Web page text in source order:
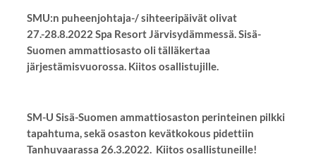
SMU:n puheenjohtaja-/ sihteeripäivät olivat
27.-28.8.2022 Spa Resort Järvisydämmessä. Sisä-
Suomen ammattiosasto oli tälläkertaa
järjestämisvuorossa. Kiitos osallistujille.
SM-U Sisä-Suomen ammattiosaston perinteinen pilkki
tapahtuma, sekä osaston kevätkokous pidettiin
Tanhuvaarassa 26.3.2022. Kiitos osallistuneille!